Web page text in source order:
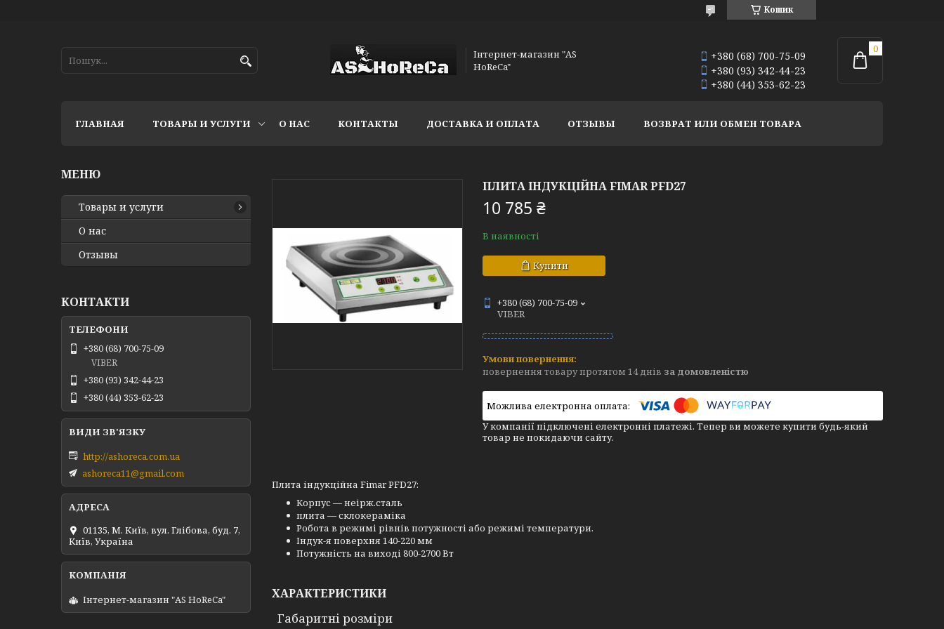
Кошик
Інтернет-магазин "AS
HoReCa"
+380 (68) 700-75-09
+380 (93) 342-44-23
+380 (44) 353-62-23
ГЛАВНАЯ ТОВАРЫ И УСЛУГИ О НАС КОНТАКТЫ ДОСТАВКА И ОПЛАТА ОТЗЫВЫ ВОЗВРАТ ИЛИ ОБМЕН ТОВАРА
ПЛИТА ІНДУКЦІЙНА FIMAR PFD27
10 785 ₴
В наявності
Купити
+380 (68) 700-75-09
VIBER
повернення товару протягом 14 днів за домовленістю
У компанії підключені електронні платежі. Тепер ви можете купити будь-який
товар не покидаючи сайту.
Плита індукційна Fimar PFD27:
Корпус — неірж.сталь
плита — склокераміка
Робота в режимі рівнів потужності або режимі температури.
Індук-я поверхня 140-220 мм
Потужність на виході 800-2700 Вт
ХАРАКТЕРИСТИКИ
Габаритні розміри
Товары и услуги
О нас
Отзывы
КОНТАКТИ
+380 (68) 700-75-09
VIBER
+380 (93) 342-44-23
+380 (44) 353-62-23
http://ashoreca.com.ua
ashoreca11@gmail.com
01135, М. Київ, вул. Глібова, буд. 7,
Київ, Україна
Інтернет-магазин "AS HoReCa"